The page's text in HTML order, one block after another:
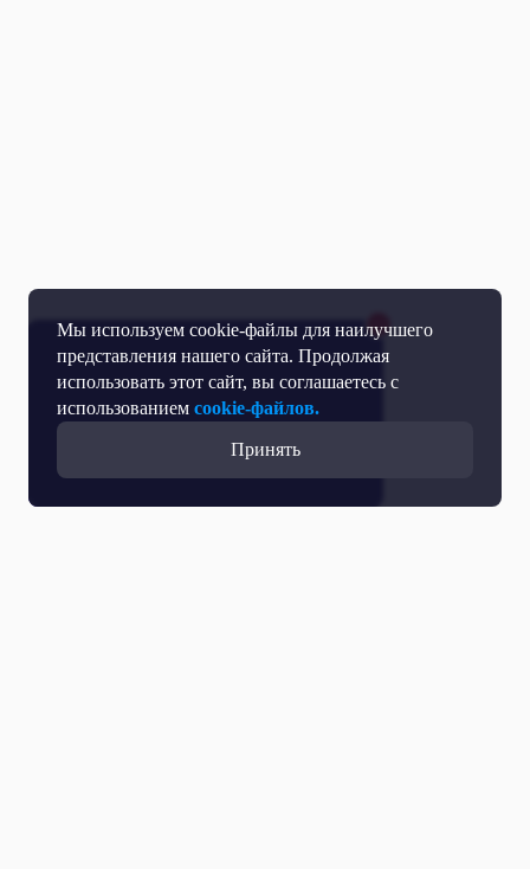
Мы используем cookie-файлы для наилучшего
представления нашего сайта. Продолжая
использовать этот сайт, вы соглашаетесь с
использованием cookie-файлов.
Принять